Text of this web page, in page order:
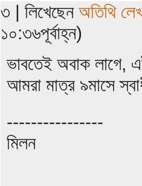
৩ | লিখেছেন অতিথি
১০:৩৬পূর্বাহ্ন)
ভাবতেই অবাক লাগে,
আমরা মাত্র ৯মাসে
----------------
মিলন